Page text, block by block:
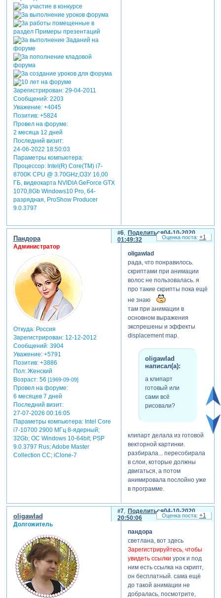
Зарегистрирован: 29-04-2011
Сообщений:2203
Уважение: +4045
Позитив: +5824
Провел на форуме:
2 месяца 12 дней
Последний визит:
24-06-2022 18:50:03
Параметры компьютера:
Процессор: Intel(R) Core(TM) i7-
8700K CPU @ 3.70GHz,ОЗУ 16,00
ГБ, видеокарта NVIDIA GeForce GTX
1070,8Gb Windows10 Pro, 64-
разрядная, ProShow Producer
9.0.3797
Поделиться
6
04-10-2020
01:49:32
Пандора
Администратор
Откуда:Россия
Зарегистрирован: 12-12-2012
Сообщений:3904
Уважение: +5791
Позитив: +3886
Пол:Женский
Возраст:56 [1969-09-09]
Провел на форуме:
6 месяцев 7 дней
Последний визит:
27-07-2026 00:16:05
Параметры компьютера:Intel Core
i7-10700 2900 МГц 8-ядерный;
32Gb; ОС Windows 10-64bit; PSP
9.0.3797 Rus; Adobe Master
Collection СС; iClone-7
oligawlad
рада, что понравилось.
скриптами при анимации
волос не пользовалась. я
про такие скрипты пока ещё
не знаю
там при анимации в
основном выражения
экспрешены и эффекты
displacement map.
oligawlad
написал(а):
а клипарт
готовый или
сами всё
рисовали?
клипарт делала из готовой
векторной картинки.
разбирала... пересобирала
в слои, которые должны
двигаться, а потом
анимировала послойно уже
в программе.
+1
Поделиться
7
04-10-2020
20:50:06
oligawlad
Долгожитель
пандора
светлана, вот здесь
Зарегистрируйтесь, чтобы
увидеть ссылки урок и под
ним есть ссылка на скрипт,
он бесплатный. сама ещё
до такой анимации не
добралась, посмотрите,
+1